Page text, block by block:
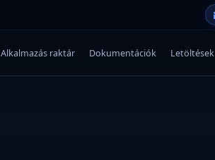
Alkalmazás raktár Dokumentációk Letöltések